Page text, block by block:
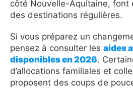
côté Nouvelle-Aquitaine, font
des destinations régulières.
Si vous préparez un
pensez à consulter les aides
disponibles en 2026.
d’allocations familiales et
proposent des coups de